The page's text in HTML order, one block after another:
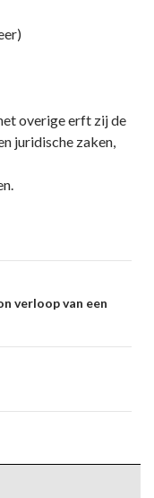
overige erft zij de
juridische zaken,
verloop van een